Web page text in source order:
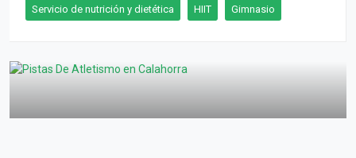
Servicio de nutrición y dietética HIIT Gimnasio